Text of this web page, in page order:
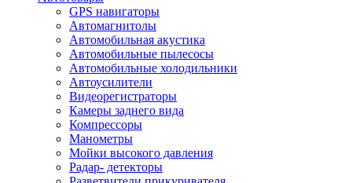
GPS навигаторы
Автомагнитолы
Автомобильная акустика
Автомобильные пылесосы
Автомобильные холодильники
Автоусилители
Видеорегистраторы
Камеры заднего вида
Компрессоры
Манометры
Мойки высокого давления
Радар- детекторы